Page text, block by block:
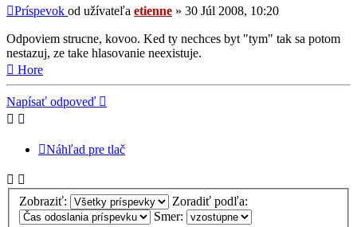
Príspevok od užívateľa etienne » 30 Júl 2008, 10:20
Odpoviem strucne, kovoo. Ked ty nechces byt "tym" tak sa potom
nestazuj, ze take hlasovanie neexistuje.
Hore
Napísať odpoveď
Náhľad pre tlač
Zobraziť:
Zoradiť podľa:
Smer: